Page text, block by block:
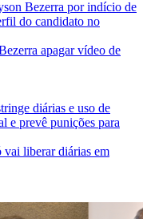
apagar vídeo de
vai liberar diárias em